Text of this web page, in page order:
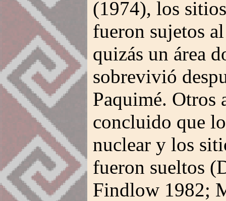
(1974), los
fueron sujetos
quizás un área
sobrevivió
Paquimé. Otros
concluido que
nuclear y los
fueron sueltos
Findlow 1982;